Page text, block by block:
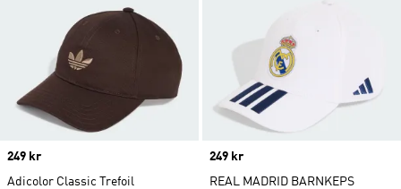
Price
249 kr
Adicolor Classic Trefoil
Price
249 kr
REAL MADRID BARNKEPS